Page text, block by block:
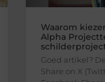
Waarom
Alpha
Goed artikel?
Share on X